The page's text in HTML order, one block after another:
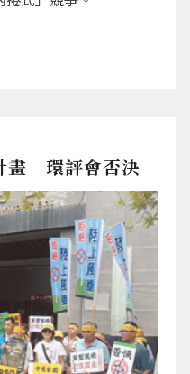
畫 環評會否決